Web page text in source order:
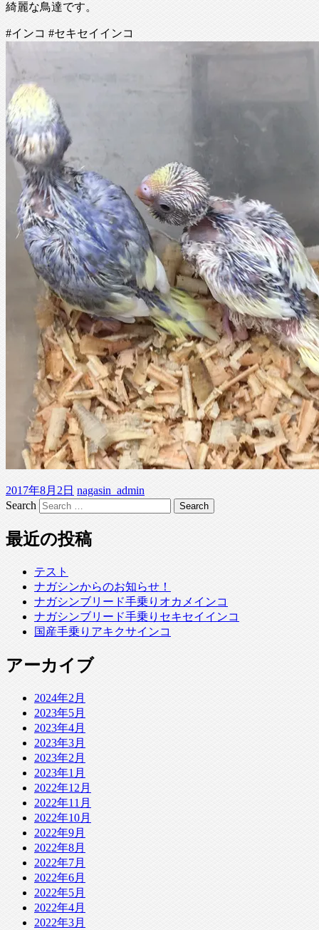
綺麗な鳥達です。
#インコ #セキセイインコ
2017年8月2日 nagasin_admin
Search
最近の投稿
テスト
ナガシンからのお知らせ！
ナガシンブリード手乗りオカメインコ
ナガシンブリード手乗りセキセイインコ
国産手乗りアキクサインコ
アーカイブ
2024年2月
2023年5月
2023年4月
2023年3月
2023年2月
2023年1月
2022年12月
2022年11月
2022年10月
2022年9月
2022年8月
2022年7月
2022年6月
2022年5月
2022年4月
2022年3月